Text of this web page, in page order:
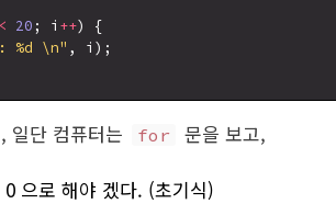
< 20 ; i ++) {
%d \n" , i);
일단 컴퓨터는 for 문을 보고,
0 으로 해야 겠다. (초기식)